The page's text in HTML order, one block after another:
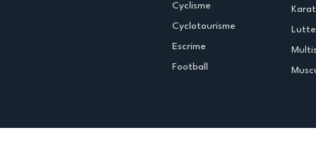
Cyclisme
Cyclotourisme
Escrime
Football
Lutte